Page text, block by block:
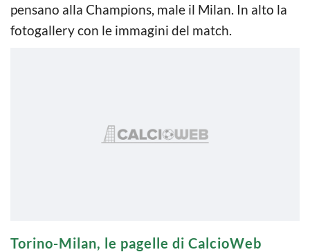
pensano alla Champions, male il Milan. In alto la
fotogallery con le immagini del match.
Torino-Milan, le pagelle di CalcioWeb